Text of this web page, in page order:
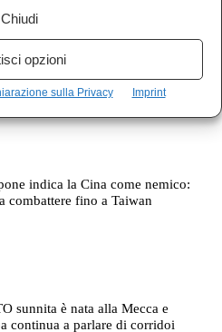
Chiudi
opzioni
sulla Privacy Imprint
clausewitziano in
indica la Cina come nemico:
combattere fino a Taiwan
sunnita è nata alla Mecca e
continua a parlare di corridoi